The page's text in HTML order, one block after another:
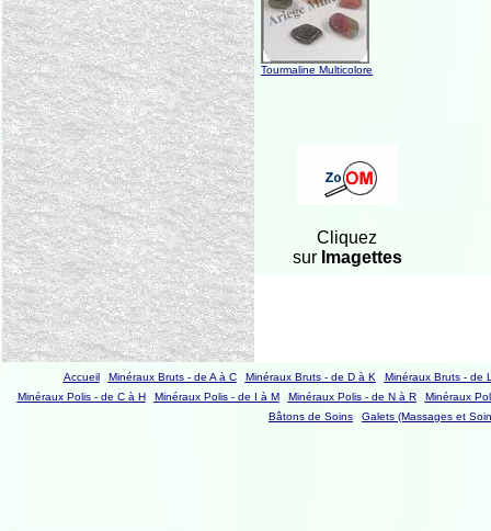
Tourmaline Multicolore
Cliquez
surImagettes
Accueil Minéraux Bruts - de A à C Minéraux Bruts - de D à K
Minéraux Bruts - de
Minéraux Polis - de C à H
Minéraux Polis - de I à M Minéraux Polis - de N à R
Minéraux
Bâtons de Soins
Galets (Massages et